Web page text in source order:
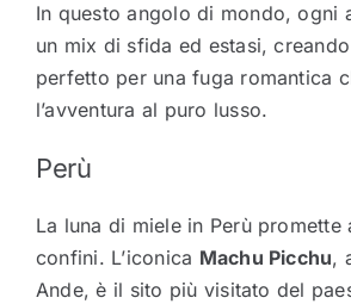
In questo angolo di mondo, ogni
un mix di sfida ed estasi, creando
perfetto per una fuga romantica
l’avventura al puro lusso.
Perù
La luna di miele in Perù promette
confini. L’iconica Machu Picchu,
Ande, è il sito più visitato del